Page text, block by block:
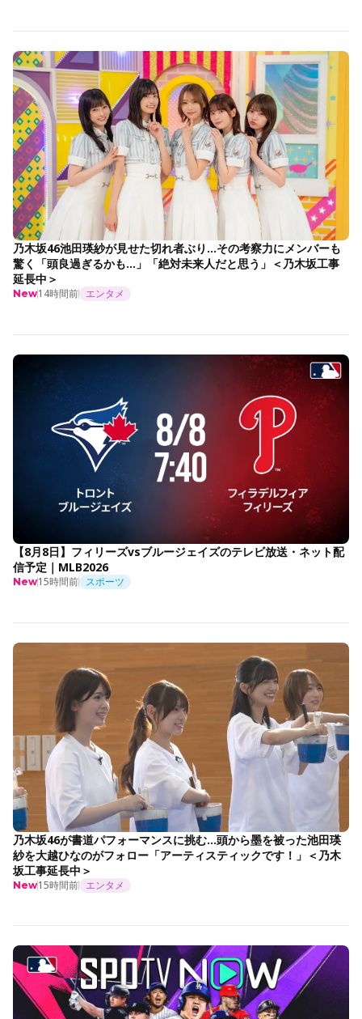
乃木坂46池田瑛紗が見せた切れ者ぶり…その考察力にメンバーも
驚く「頭良過ぎるかも…」「絶対未来人だと思う」＜乃木坂工事
延長中＞
New14時間前 エンタメ
【8月8日】フィリーズvsブルージェイズのテレビ放送・ネット配
信予定｜MLB2026
New15時間前 スポーツ
乃木坂46が書道パフォーマンスに挑む…頭から墨を被った池田瑛
紗を大越ひなのがフォロー「アーティスティックです！」＜乃木
坂工事延長中＞
New15時間前 エンタメ